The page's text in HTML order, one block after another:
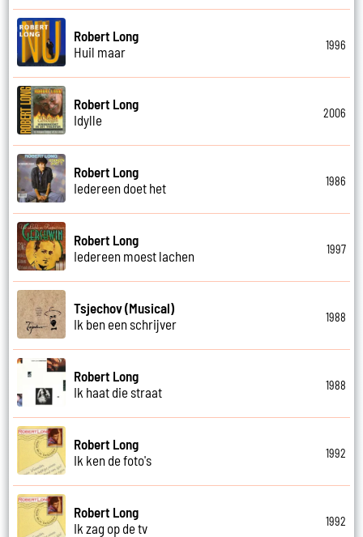
Robert Long
Huil maar
1996
Robert Long
Idylle
2006
Robert Long
Iedereen doet het
1986
Robert Long
Iedereen moest lachen
1997
Tsjechov (Musical)
Ik ben een schrijver
1988
Robert Long
Ik haat die straat
1988
Robert Long
Ik ken de foto's
1992
Robert Long
Ik zag op de tv
1992